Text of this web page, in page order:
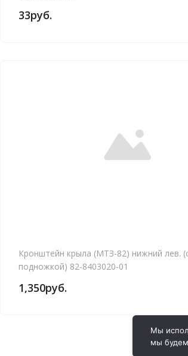
33руб.
Кронштейн крыла (МТЗ-82) нижний лев.
подножкой) 82-8403020-01
1,350руб.
Мы
мы будем